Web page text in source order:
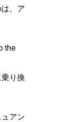
、ア
the
り換
アン